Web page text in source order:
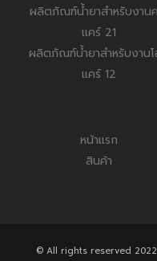
ผลิตภัณฑ์น้ำยาสำหรับงาน
แคร์ 21
ผลิตภัณฑ์น้ำยาสำหรับงาน
แคร์ 12
หน้าแรก
สินค้า
© All rights reserved